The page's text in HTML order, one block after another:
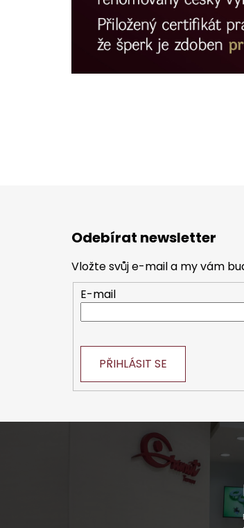
Odebírat newsletter
Vložte svůj e-mail a my vám
E-mail
PŘIHLÁSIT SE